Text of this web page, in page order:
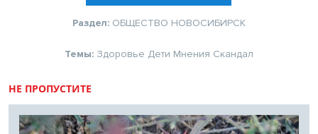
Раздел: ОБЩЕСТВО НОВОСИБИРСК
Темы: Здоровье Дети Мнения Скандал
НЕ ПРОПУСТИТЕ